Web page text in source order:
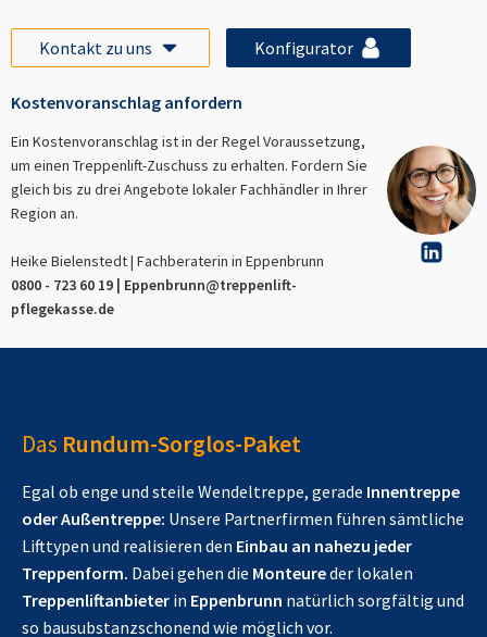
Kontakt zu uns Konfigurator
Kostenvoranschlag anfordern
Ein Kostenvoranschlag ist in der Regel Voraussetzung,
um einen Treppenlift-Zuschuss zu erhalten. Fordern Sie
gleich bis zu drei Angebote lokaler Fachhändler in Ihrer
Region an.
Heike Bielenstedt | Fachberaterin in Eppenbrunn
0800 - 723 60 19 | Eppenbrunn@treppenlift-
pflegekasse.de
Das Rundum-Sorglos-Paket
Egal ob enge und steile Wendeltreppe, gerade Innentreppe
oder Außentreppe: Unsere Partnerfirmen führen sämtliche
Lifttypen und realisieren den Einbau an nahezu jeder
Treppenform. Dabei gehen die Monteureder lokalen
Treppenliftanbieter in Eppenbrunn natürlich sorgfältig und
so bausubstanzschonend wie möglich vor.